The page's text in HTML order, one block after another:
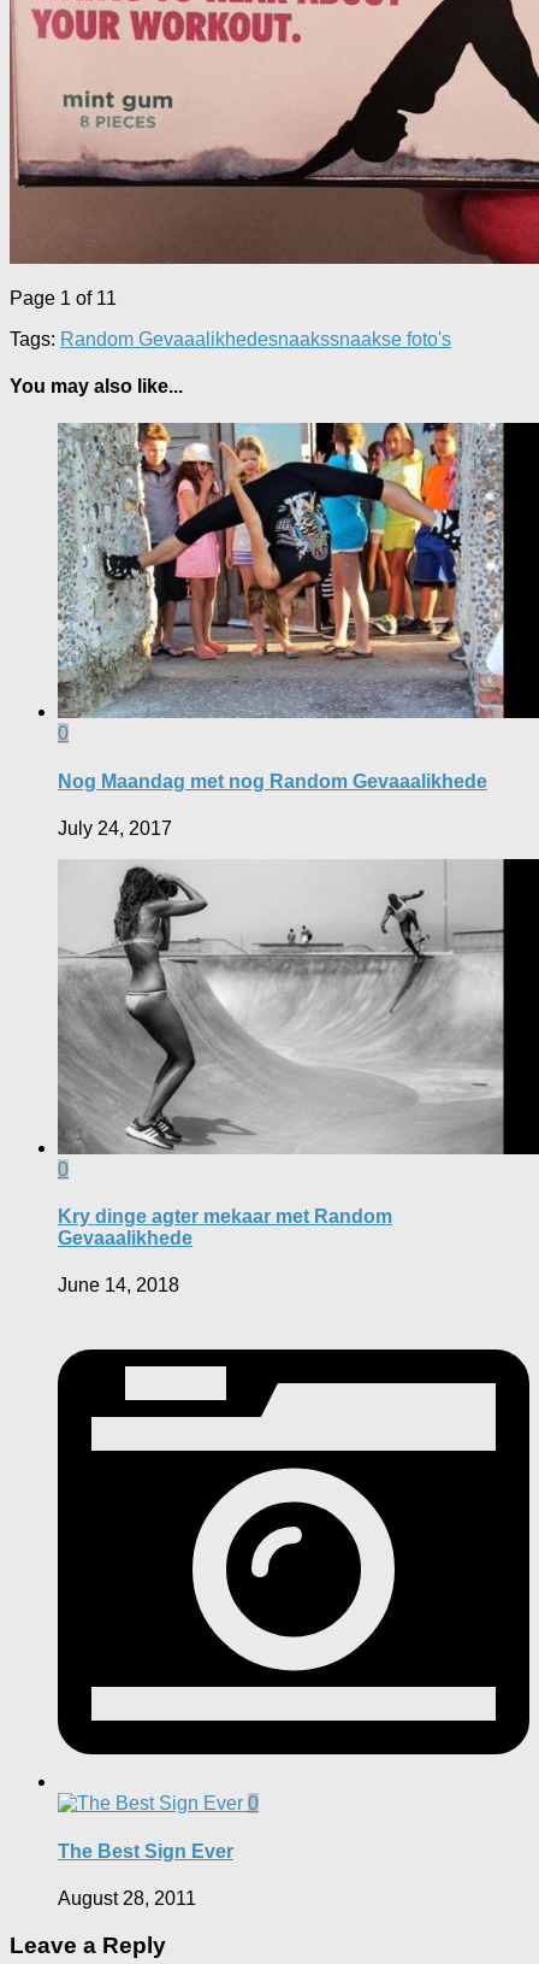
Page 1 of 11
Tags: Random Gevaaalikhedesnaakssnaakse foto's
You may also like...
0
Nog Maandag met nog Random Gevaaalikhede
July 24, 2017
0
Kry dinge agter mekaar met Random
Gevaaalikhede
June 14, 2018
0
The Best Sign Ever
August 28, 2011
Leave a Reply